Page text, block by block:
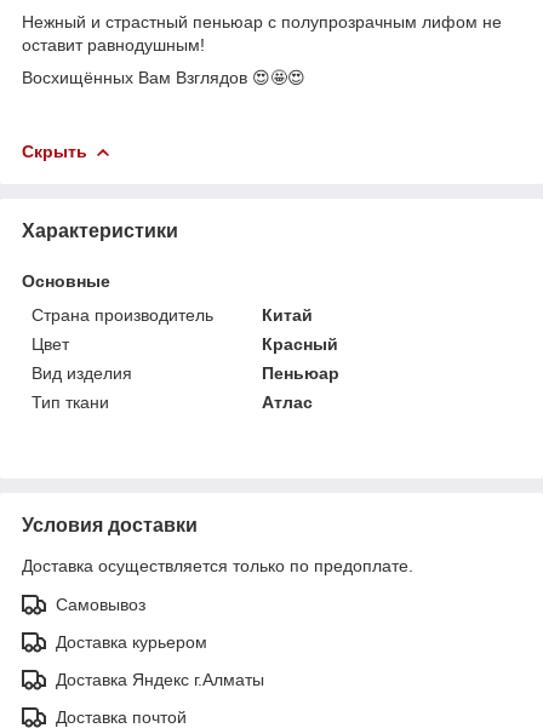
Нежный и страстный пеньюар с полупрозрачным лифом не
оставит равнодушным!
Восхищённых Вам Взглядов 😍🤩😍
Скрыть
Характеристики
Основные
Страна производитель
Китай
Цвет
Красный
Вид изделия
Пеньюар
Тип ткани
Атлас
Условия доставки
Доставка осуществляется только по предоплате.
Самовывоз
Доставка курьером
Доставка Яндекс г.Алматы
Доставка почтой